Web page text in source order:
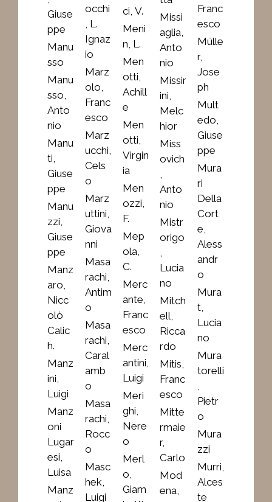
Giuse
ppe
Manu
sso
Manu
sso,
Anto
nio
Manu
ti,
Giuse
ppe
Manu
zzi,
Giuse
ppe
Manz
aro,
Nicc
olò
Calic
h.
Manz
ini,
Luigi
Manz
oni
Lugar
esi,
Luisa
Manz
occhi
, L.
Ignaz
io
Marz
olo,
Franc
esco
Marz
ucchi,
Cels
o
Marz
uttini,
Giova
nni
Masa
rachi,
Antim
o
Masa
rachi,
Caral
amb
o
Masa
rachi,
Rocc
o
Masc
hek,
Luigi
ci, V.
Meni
n, L.
Men
otti,
Achill
e
Men
otti,
Virgin
ia
Men
ozzi,
F.
Mep
ola,
C.
Merc
ante,
Franc
esco
Merc
antini,
Luigi
Meri
ghi,
Nere
o
Merl
o,
Giam
Missi
aglia,
Anto
nio
Missir
ini,
Melc
hior
Miss
ovich
Anto
nio
Mistr
origo
Lucia
no
Mitch
ell,
Ricca
rdo
Mitis,
Franc
esco
Mitte
rmaie
r,
Carlo
Mod
ena,
Franc
esco
Mülle
r,
Jose
ph
Mult
edo,
Giuse
ppe
Mura
ri
Della
Cort
e,
Aless
andr
o
Mura
t,
Lucia
no
Mura
torelli
Pietr
o
Mura
zzi
Murri,
Alces
te